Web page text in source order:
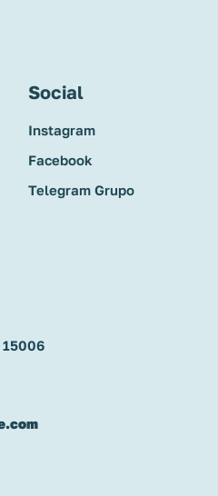
Social
Instagram
Facebook
Telegram Grupo
15006